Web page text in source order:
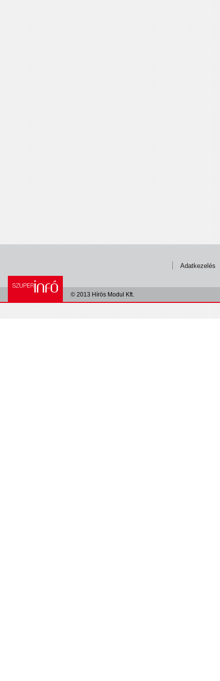
Adatkezelés
© 2013 Hírös Modul Kft.